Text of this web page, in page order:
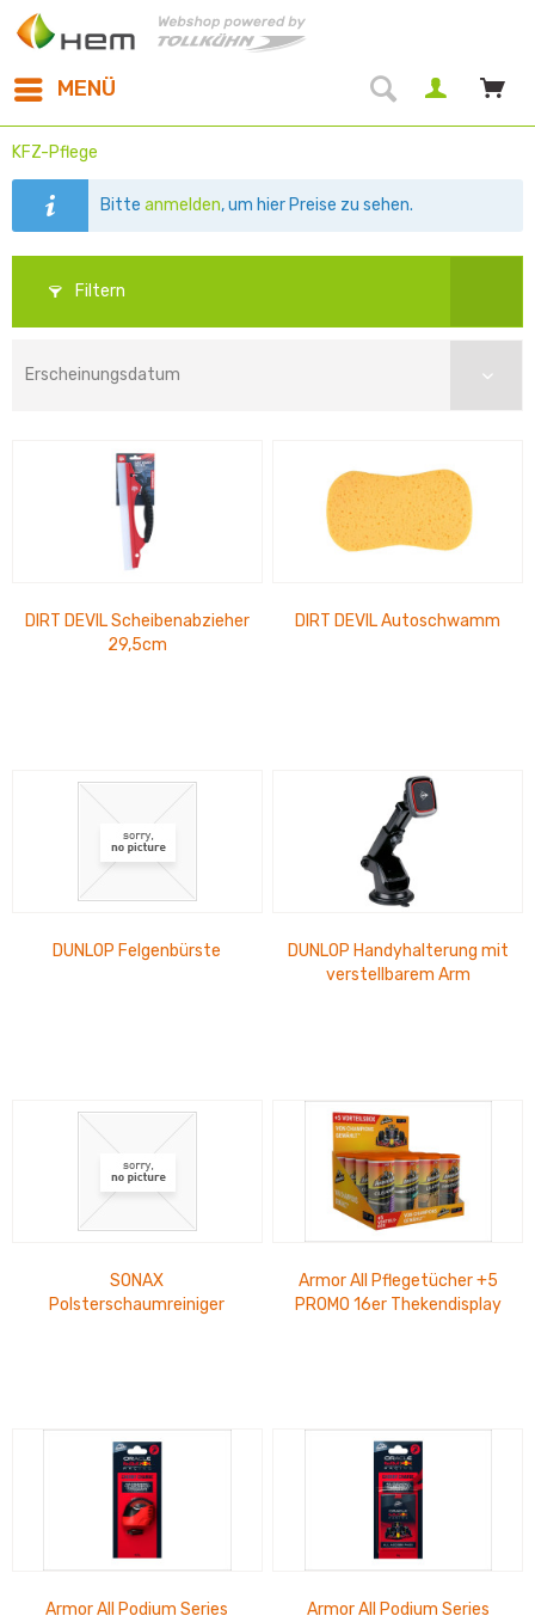
MENÜ
KFZ-Pflege
Bitteanmelden, um hier Preise zu sehen.
Filtern
DIRT DEVIL Scheibenabzieher
29,5cm
DIRT DEVIL Autoschwamm
DUNLOP Felgenbürste
DUNLOP Handyhalterung mit
verstellbarem Arm
SONAX
Polsterschaumreiniger
Armor All Pflegetücher +5
PROMO 16er Thekendisplay
Armor All Podium Series
Armor All Podium Series